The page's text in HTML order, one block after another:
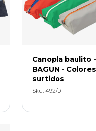
Canopla baulito -
BAGUN - Colores
surtidos
Sku: 492/0